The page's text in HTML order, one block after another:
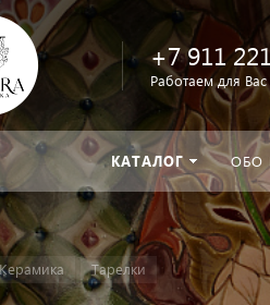
+7 911
Работаем для
КАТАЛОГ ОБО
Керамика Тарелки